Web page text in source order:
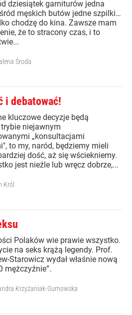
dziesiątek garniturów jedna
męskich butów jedne szpilki…
chodzę do kina. Zawsze mam
że to stracony czas, i to
Środa
i debatować!
kluczowe decyzje będą
niejawnym
„konsultacjami
to my, naród, będziemy mieli
dość, aż się wściekniemy.
jest nieźle lub wręcz dobrze,...
Król
Polaków wie prawie wszystko.
na seks krążą legendy. Prof.
Starowicz wydał właśnie nową
mężczyźnie”.
Krzyżaniak-Gumowska